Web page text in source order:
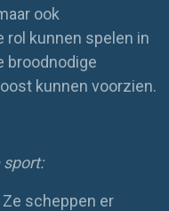
ook
rol kunnen spelen in
broodnodige
kunnen voorzien.
sport:
scheppen er